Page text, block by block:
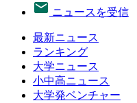
ニュースを受信
最新ニュース
ランキング
大学ニュース
小中高ニュース
大学発ベンチャー